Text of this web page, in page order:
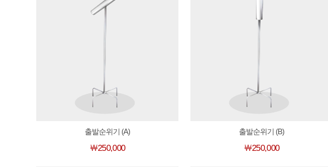
출발순위기 (A)
￦250,000
출발순위기 (B)
￦250,000